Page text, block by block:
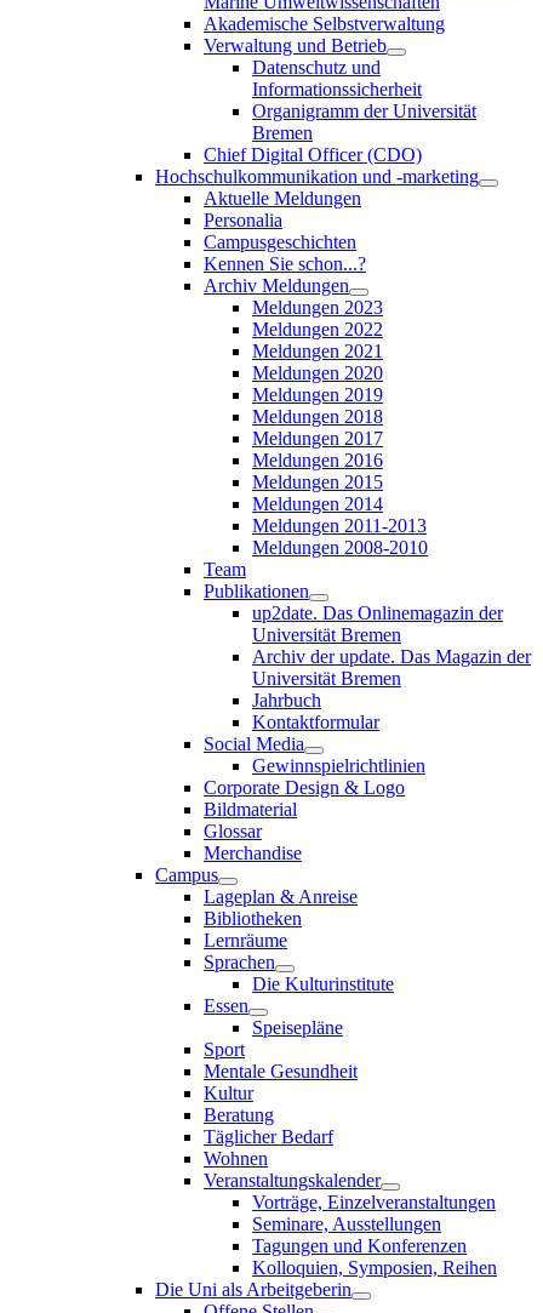
Akademische Selbstverwaltung
Verwaltung und Betrieb
Datenschutz und
Informationssicherheit
Organigramm der Universität
Bremen
Chief Digital Officer (CDO)
Hochschulkommunikation und -marketing
Aktuelle Meldungen
Personalia
Campusgeschichten
Kennen Sie schon...?
Archiv Meldungen
Meldungen 2023
Meldungen 2022
Meldungen 2021
Meldungen 2020
Meldungen 2019
Meldungen 2018
Meldungen 2017
Meldungen 2016
Meldungen 2015
Meldungen 2014
Meldungen 2011-2013
Meldungen 2008-2010
Team
Publikationen
up2date. Das Onlinemagazin der
Universität Bremen
Archiv der update. Das Magazin der
Universität Bremen
Jahrbuch
Kontaktformular
Social Media
Gewinnspielrichtlinien
Corporate Design & Logo
Bildmaterial
Glossar
Merchandise
Campus
Lageplan & Anreise
Bibliotheken
Lernräume
Sprachen
Die Kulturinstitute
Essen
Speisepläne
Sport
Mentale Gesundheit
Kultur
Beratung
Täglicher Bedarf
Wohnen
Veranstaltungskalender
Vorträge, Einzelveranstaltungen
Seminare, Ausstellungen
Tagungen und Konferenzen
Kolloquien, Symposien, Reihen
Die Uni als Arbeitgeberin